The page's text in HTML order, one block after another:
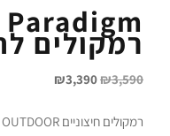
רמקולים
₪3,590
₪3,390
רמקולים חיצוניים OUTDOOR של Paradigm